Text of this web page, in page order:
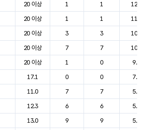
20 이상 1 1
20 이상 1 1
20 이상 3 3
20 이상 7 7
20 이상 1 0
9.5
17.1 0 0
7.1
11.0 7 7
5.5
12.3 6 6
5.3
13.0 9 9
5.6